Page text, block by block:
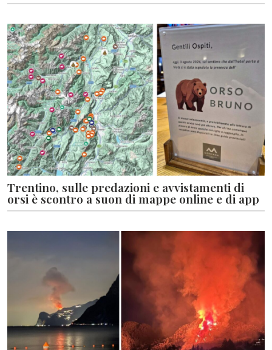
Trentino, sulle predazioni e avvistamenti di
orsi è scontro a suon di mappe online e di app